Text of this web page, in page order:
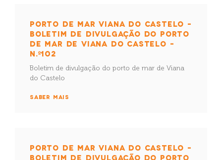
PORTO DE MAR VIANA DO CASTELO –
BOLETIM DE DIVULGAÇÃO DO PORTO
DE MAR DE VIANA DO CASTELO –
N.º102
Boletim de divulgação do porto de mar de Viana
do Castelo
SABER MAIS
PORTO DE MAR VIANA DO CASTELO –
BOLETIM DE DIVULGAÇÃO DO PORTO